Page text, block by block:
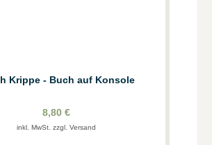
Krippe - Buch auf Konsole
8,80 €
inkl. MwSt. zzgl. Versand